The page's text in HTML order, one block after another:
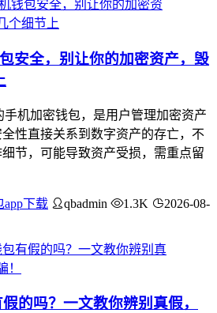
安全，别让你的加密资产，毁
手机加密钱包，是用户管理加密资产
性直接关系到数字资产的存亡，不
节，可能导致资产受损，需重点留
app下载 qbadmin 1.3K
2026-08-
的吗？一文教你辨别真假，